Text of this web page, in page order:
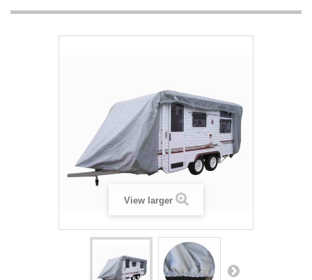
View larger